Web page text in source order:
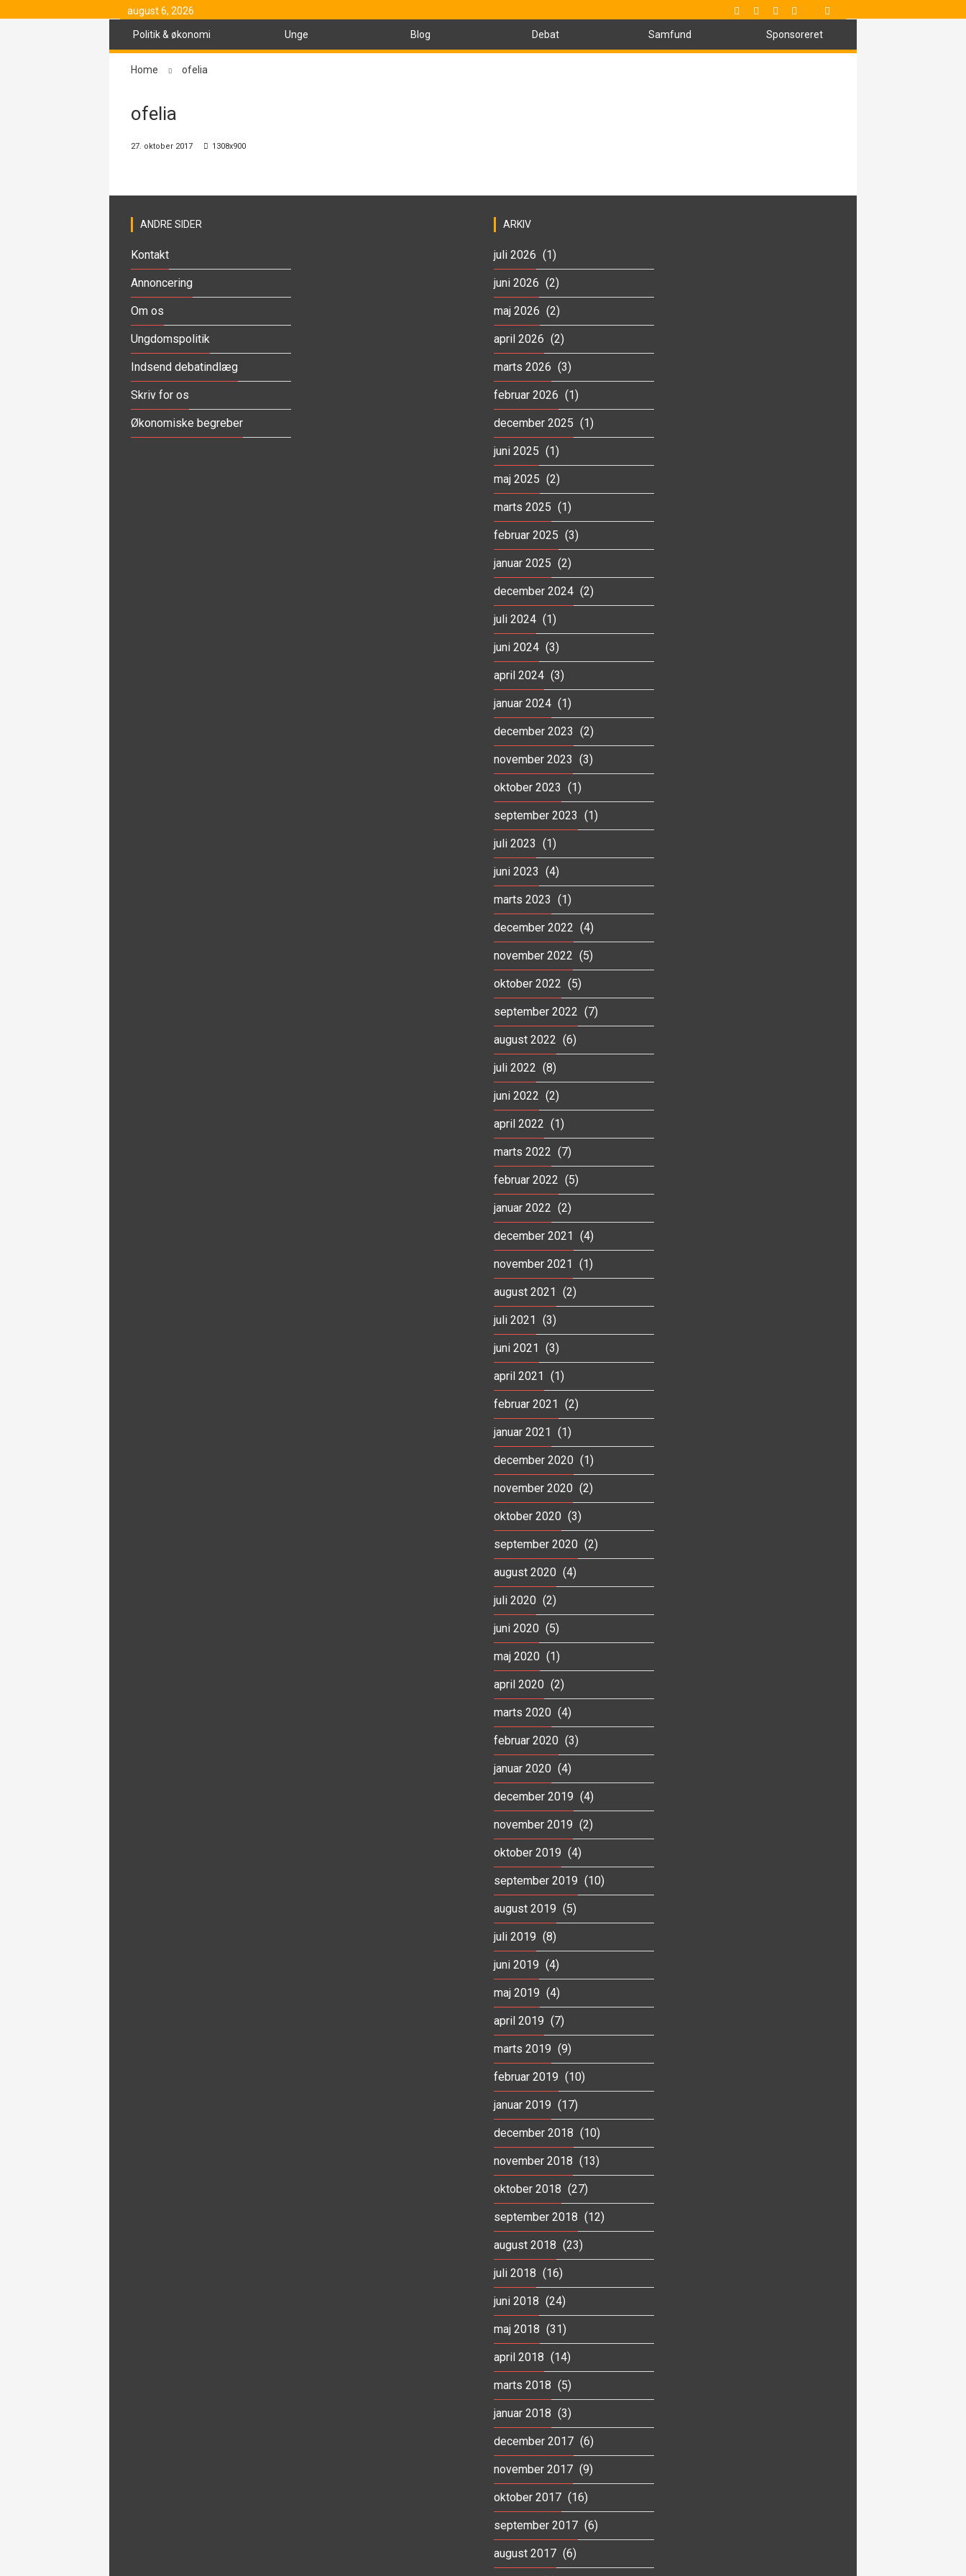
august 6, 2026
Politik & økonomi Unge Blog Debat Samfund Sponsoreret
Home ofelia
ofelia
27. oktober 2017 1308x900
ANDRE SIDER
Kontakt
Annoncering
Om os
Ungdomspolitik
Indsend debatindlæg
Skriv for os
Økonomiske begreber
ARKIV
juli 2026 (1)
juni 2026 (2)
maj 2026 (2)
april 2026 (2)
marts 2026 (3)
februar 2026 (1)
december 2025 (1)
juni 2025 (1)
maj 2025 (2)
marts 2025 (1)
februar 2025 (3)
januar 2025 (2)
december 2024 (2)
juli 2024 (1)
juni 2024 (3)
april 2024 (3)
januar 2024 (1)
december 2023 (2)
november 2023 (3)
oktober 2023 (1)
september 2023 (1)
juli 2023 (1)
juni 2023 (4)
marts 2023 (1)
december 2022 (4)
november 2022 (5)
oktober 2022 (5)
september 2022 (7)
august 2022 (6)
juli 2022 (8)
juni 2022 (2)
april 2022 (1)
marts 2022 (7)
februar 2022 (5)
januar 2022 (2)
december 2021 (4)
november 2021 (1)
august 2021 (2)
juli 2021 (3)
juni 2021 (3)
april 2021 (1)
februar 2021 (2)
januar 2021 (1)
december 2020 (1)
november 2020 (2)
oktober 2020 (3)
september 2020 (2)
august 2020 (4)
juli 2020 (2)
juni 2020 (5)
maj 2020 (1)
april 2020 (2)
marts 2020 (4)
februar 2020 (3)
januar 2020 (4)
december 2019 (4)
november 2019 (2)
oktober 2019 (4)
september 2019 (10)
august 2019 (5)
juli 2019 (8)
juni 2019 (4)
maj 2019 (4)
april 2019 (7)
marts 2019 (9)
februar 2019 (10)
januar 2019 (17)
december 2018 (10)
november 2018 (13)
oktober 2018 (27)
september 2018 (12)
august 2018 (23)
juli 2018 (16)
juni 2018 (24)
maj 2018 (31)
april 2018 (14)
marts 2018 (5)
januar 2018 (3)
december 2017 (6)
november 2017 (9)
oktober 2017 (16)
september 2017 (6)
august 2017 (6)